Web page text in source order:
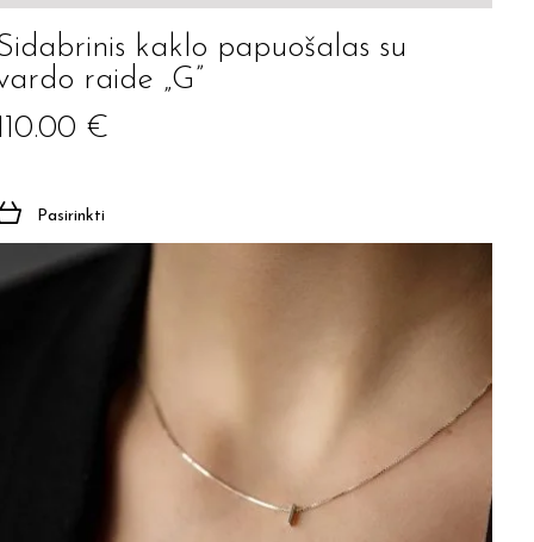
kaklo papuošalas su
raide „G”
110.00 €
Pasirinkti